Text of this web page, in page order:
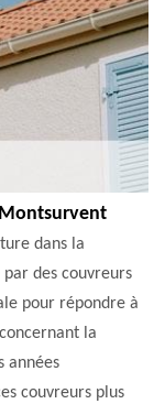
dans la
des couvreurs
pour répondre à
la
années
couvreurs plus